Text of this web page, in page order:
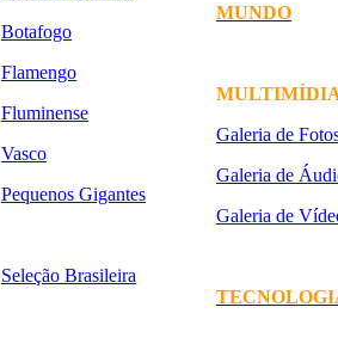
Botafogo
Flamengo
Fluminense
Vasco
Pequenos Gigantes
Seleção Brasileira
MUNDO
Galeria de
Galeria de
Galeria de